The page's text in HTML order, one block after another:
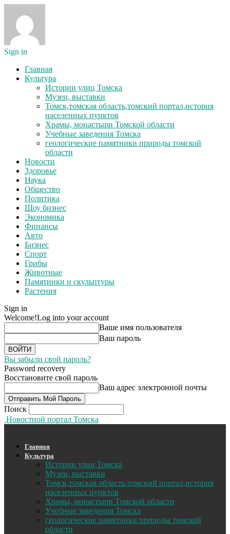
Sign in
Главная
Культура
Истории улиц Томска
Музеи, выставки
Томск,томская область,томский портал,история
населенных пунктов
Храмы, монастыри Томской области
Учебные заведения Томска
геологические памятники природы томской
области
Новости
Здоровье
Наука
Общество
Политика
Шоу бизнес
Экономика
Финансы
Авто
Бизнес
Спорт
Грибы
Животные
Памятники и скульптуры
Растения
Sign in
Welcome!Log into your account
Ваше имя пользователя
Ваш пароль
Вы забыли свой пароль?
Password recovery
Восстановите свой пароль
Ваш адрес электронной почты
Поиск
Новостной портал Томска
Главная
Культура
Истории улиц Томска
Музеи, выставки
Томск,томская область,томский портал,история
населенных пунктов
Храмы, монастыри Томской области
Учебные заведения Томска
геологические памятники природы томской
области